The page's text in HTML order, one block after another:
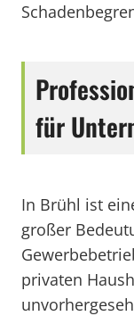
für
In Brühl ist
großer
privaten